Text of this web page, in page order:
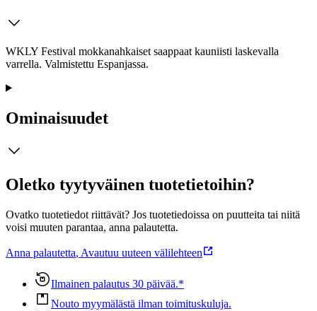
WKLY Festival mokkanahkaiset saappaat kauniisti laskevalla
varrella. Valmistettu Espanjassa.
Ominaisuudet
Oletko tyytyväinen tuotetietoihin?
Ovatko tuotetiedot riittävät? Jos tuotetiedoissa on puutteita tai niitä
voisi muuten parantaa, anna palautetta.
Anna palautetta, Avautuu uuteen välilehteen
Ilmainen palautus 30 päivää.*
Nouto myymälästä ilman toimituskuluja.